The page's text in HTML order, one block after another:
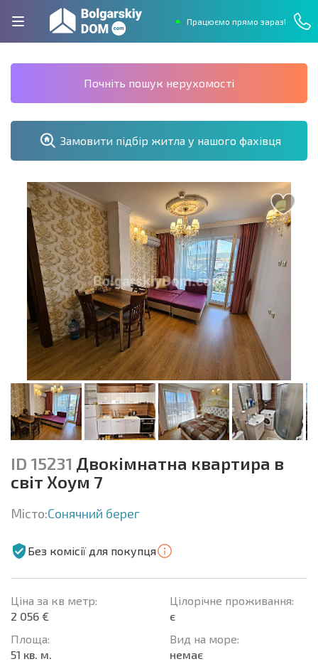
Працюємо прямо зараз!
Почніть пошук нерухомості
Замовити підбір житла у нашого фахівця
ID 15231 Двокімнатна квартира в
світ Хоум 7
Місто:Сонячний берег
Без комісії для покупця
Ціна за кв метр:
2 056 €
Площа:
51 кв. м.
Цілорічне проживання:
є
Вид на море:
немає